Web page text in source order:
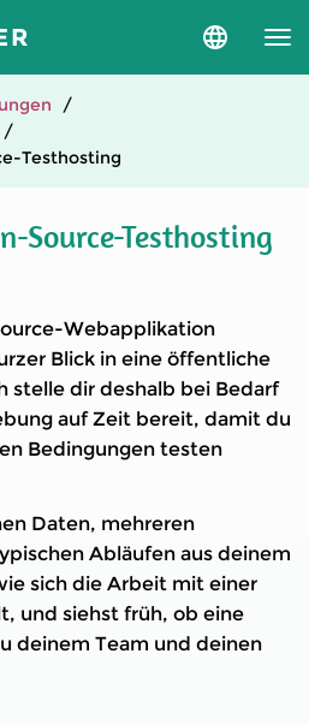
Sprache
Testhosting
Source-Testhosting
Webapplikation
Blick in eine öffentliche
stelle dir deshalb bei Bedarf
auf Zeit bereit, damit du
Bedingungen testen
Daten, mehreren
Abläufen aus deinem
sich die Arbeit mit einer
und siehst früh, ob eine
deinem Team und deinen